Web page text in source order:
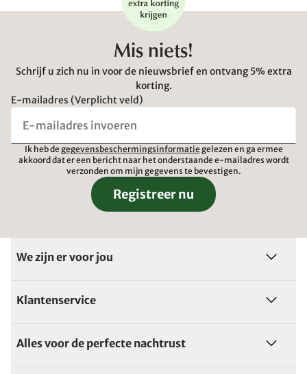
Mis niets!
Schrijf u zich nu in voor de nieuwsbrief en ontvang 5% extra
korting.
E-mailadres (Verplicht veld)
Ik heb de gegevensbeschermingsinformatie gelezen en ga ermee
akkoord dat er een bericht naar het onderstaande e-mailadres wordt
verzonden om mijn gegevens te bevestigen.
Registreer nu
We zijn er voor jou
Klantenservice
Alles voor de perfecte nachtrust